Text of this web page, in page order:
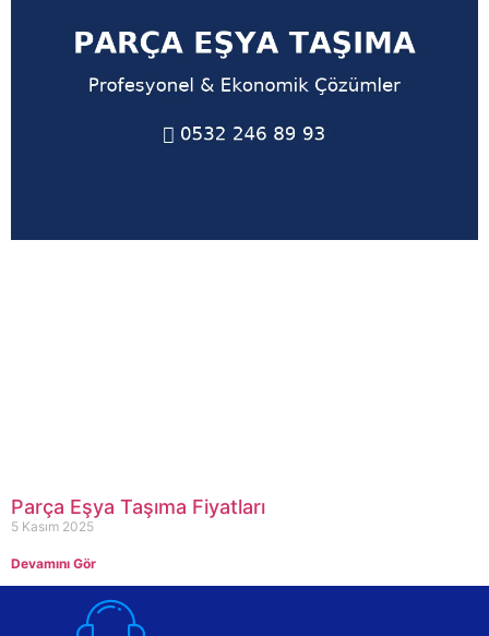
Parça Eşya Taşıma Fiyatları
5 Kasım 2025
Devamını Gör